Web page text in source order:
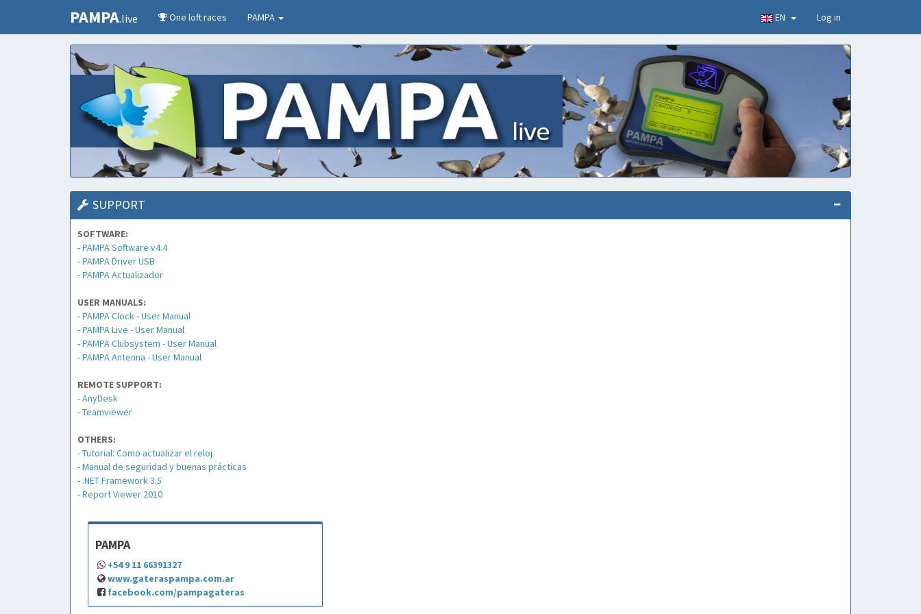
PAMPA.live One loft races PAMPA EN Log in
SUPPORT
SOFTWARE:
-PAMPA Software v4.4
-PAMPA Driver USB
-PAMPA Actualizador
USER MANUALS:
-PAMPA Clock - User Manual
-PAMPA Live - User Manual
-PAMPA Clubsystem - User Manual
-PAMPA Antenna - User Manual
REMOTE SUPPORT:
-AnyDesk
-Teamviewer
OTHERS:
-Tutorial: Como actualizar el reloj
-Manual de seguridad y buenas prácticas
- .NET Framework 3.5
-Report Viewer 2010
PAMPA
+54 9 11 66391327
www.gateraspampa.com.ar
facebook.com/pampagateras